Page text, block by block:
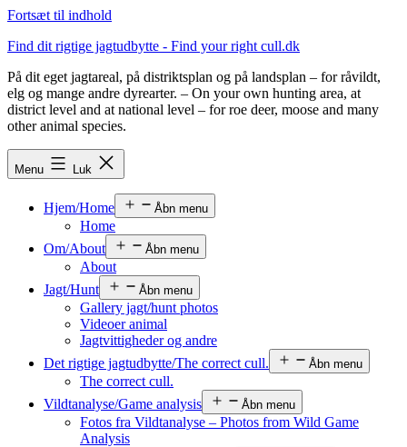
Fortsæt til indhold
Find dit rigtige jagtudbytte - Find your right cull.dk
På dit eget jagtareal, på distriktsplan og på landsplan – for råvildt,
elg og mange andre dyrearter. – On your own hunting area, at
district level and at national level – for roe deer, moose and many
other animal species.
Menu Luk
Hjem/Home Åbn menu
Home
Om/About
Åbn menu
About
Jagt/Hunt
Åbn menu
Gallery jagt/hunt photos
Videoer animal
Jagtvittigheder og andre
Det rigtige jagtudbytte/The correct cull.
Åbn menu
The correct cull.
Vildtanalyse/Game analysis
Åbn menu
Fotos fra Vildtanalyse – Photos from Wild Game
Analysis